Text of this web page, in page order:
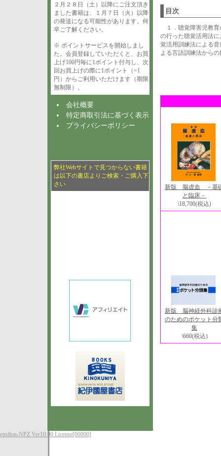
２月２８日（土）以降にご注文頂き
ました書籍は、１月７日（火）以降
の発送になる可能性があります。何
卒ご了解ください。
※ ポイントサービスを開始しまし
た。会員登録していただくと、お買
上げ100円毎に1ポイント付与し、次
回お買上げの際に1ポイント（=1
円）からご利用いただけます（期限
無制限）。
会社概要
特定商取引法に基づく表示
プライバシーポリシー
弊社Webサイトで見つからない書籍
は以下の書店よりご検索・ご購入下
さい
目次
１．聴覚障害児教
の行った聴覚活用法
覚活用訓練法による
よる言語訓練法から
新版 脳虚血 －基
と臨床－
\18,700(税込)
新版 脳神経外科診
のためのポケット分
集
\660(税込)
epsilon-NPZ Ver10.00 License[00000]